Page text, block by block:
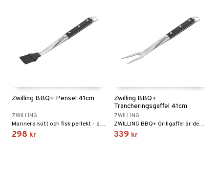
Zwilling BBQ+ Pensel 41cm
ZWILLING
Marinera kött och fisk perfekt - denna grillpensel är framtagen för att underlätta marineringsprocessen vid grillning.
298 kr
Zwilling BBQ+
Trancheringsgaffel 41cm
ZWILLING
ZWILLING BBQ+ Grillgaffel är den perfekta hjälpen för att servera dina grillade biffar och andra godsaker från grillen.
339 kr